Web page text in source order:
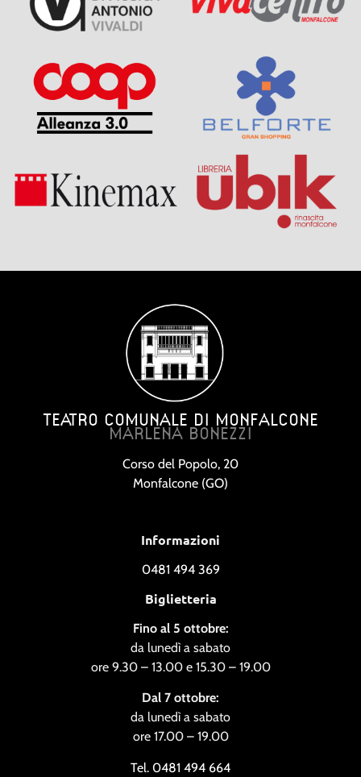
TEATRO COMUNALE DI MONFALCONE
MARLENA BONEZZI
Corso del Popolo, 20
Monfalcone (GO)
Informazioni
0481 494 369
Biglietteria
Fino al 5 ottobre:
da lunedì a sabato
ore 9.30 – 13.00 e 15.30 – 19.00
Dal 7 ottobre:
da lunedì a sabato
ore 17.00 – 19.00
Tel. 0481 494 664